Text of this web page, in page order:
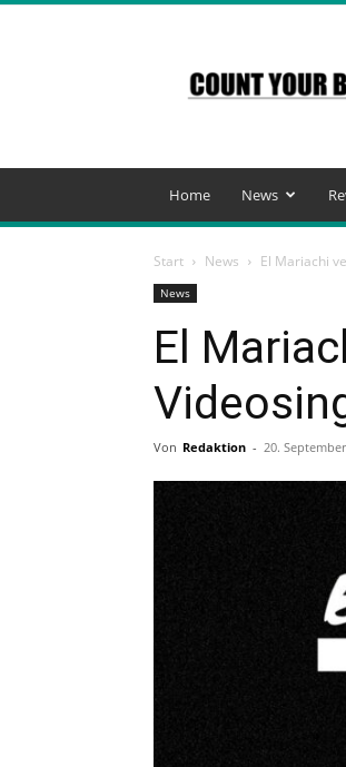
Home News
Start News El Mariachi
News
El
Von Redaktion - 20.